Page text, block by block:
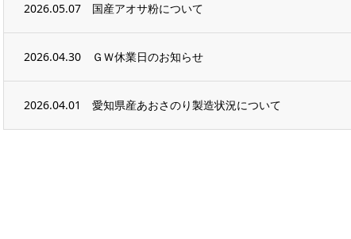
2026.05.07 国産アオサ粉について
2026.04.30 ＧＷ休業日のお知らせ
2026.04.01 愛知県産あおさのり製造状況について